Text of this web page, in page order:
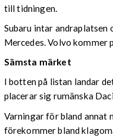
till tidningen.
Subaru intar andraplatsen
Mercedes. Volvo kommer
Sämsta märket
I botten på listan landar
placerar sig rumänska
Varningar för bland annat
förekommer bland